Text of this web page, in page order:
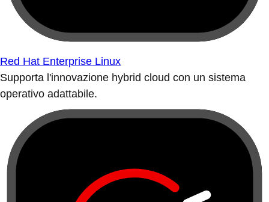
Red Hat Enterprise Linux
Supporta l'innovazione hybrid cloud con un sistema
operativo adattabile.